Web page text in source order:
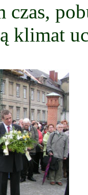
czas,
klimat